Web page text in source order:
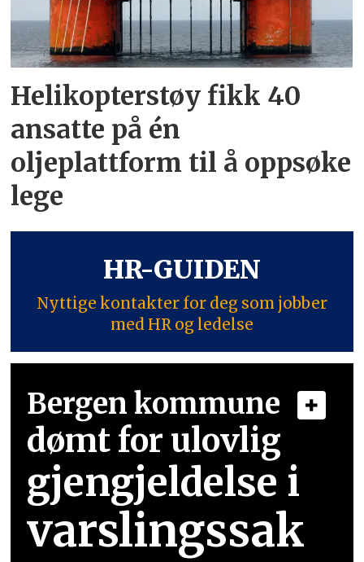
Helikopterstøy fikk 40
ansatte på én
oljeplattform til å oppsøke
lege
HR-GUIDEN
Nyttige kontakter for deg som jobber
med HR og ledelse
Bergen kommune
dømt for ulovlig
gjengjeldelse i
varslingssak